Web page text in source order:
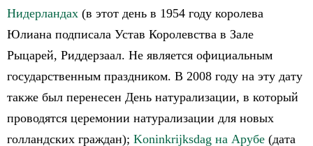
Нидерландах (в этот день в 1954 году королева
Юлиана подписала Устав Королевства в Зале
Рыцарей, Риддерзаал. Не является официальным
государственным праздником. В 2008 году на эту дату
также был перенесен День натурализации, в который
проводятся церемонии натурализации для новых
голландских граждан); Koninkrijksdag на Арубе (дата